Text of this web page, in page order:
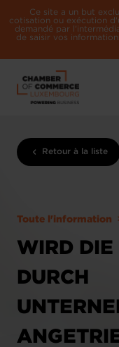
Ce site a un but
cotisation ou exécution
demandé par
de saisir vos
Retour à la liste
Toute l'information
WIRD
DURCH